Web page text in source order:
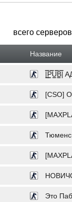
всего
Название
|͇̿P͇̿U͇̿B͇̿|
[CSO]
Это